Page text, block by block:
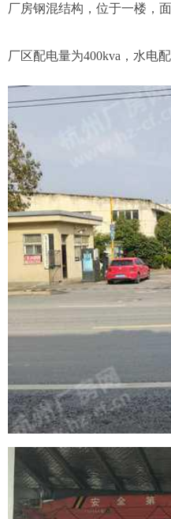
厂房钢混结构，位于一楼，
厂区配电量为400kva，水电